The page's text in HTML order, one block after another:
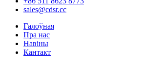
sales@cdsr.cc
Галоўная
Пра нас
Навіны
Кантакт